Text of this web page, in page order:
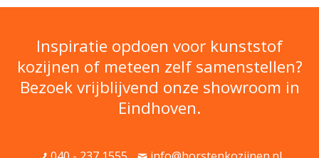
Inspiratie opdoen voor kunststof
kozijnen of meteen zelf samenstellen?
Bezoek vrijblijvend onze showroom in
Eindhoven.